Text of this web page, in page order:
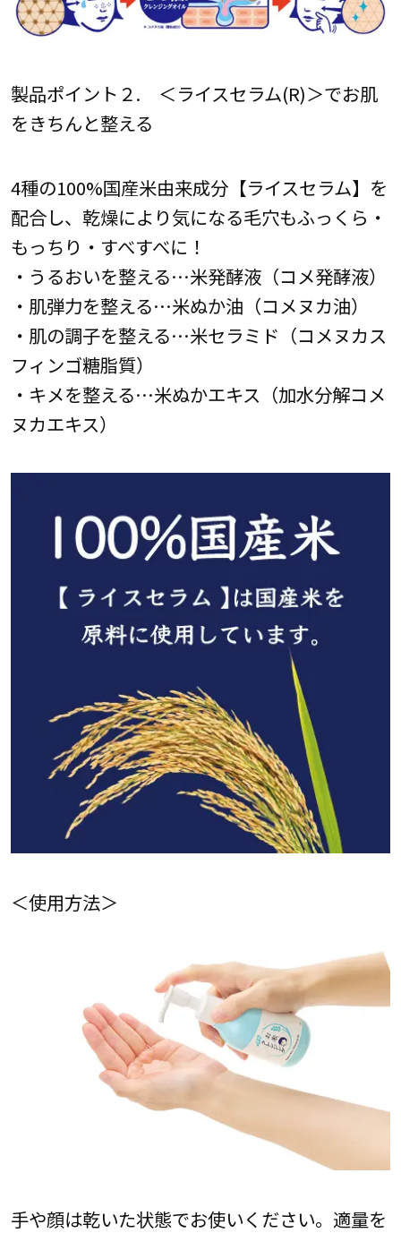
製品ポイント２. ＜ライスセラム(R)＞でお肌
をきちんと整える
4種の100%国産米由来成分【ライスセラム】を
配合し、乾燥により気になる毛穴もふっくら・
もっちり・すべすべに！
・うるおいを整える…米発酵液（コメ発酵液）
・肌弾力を整える…米ぬか油（コメヌカ油）
・肌の調子を整える…米セラミド（コメヌカス
フィンゴ糖脂質）
・キメを整える…米ぬかエキス（加水分解コメ
ヌカエキス）
＜使用方法＞
手や顔は乾いた状態でお使いください。適量を